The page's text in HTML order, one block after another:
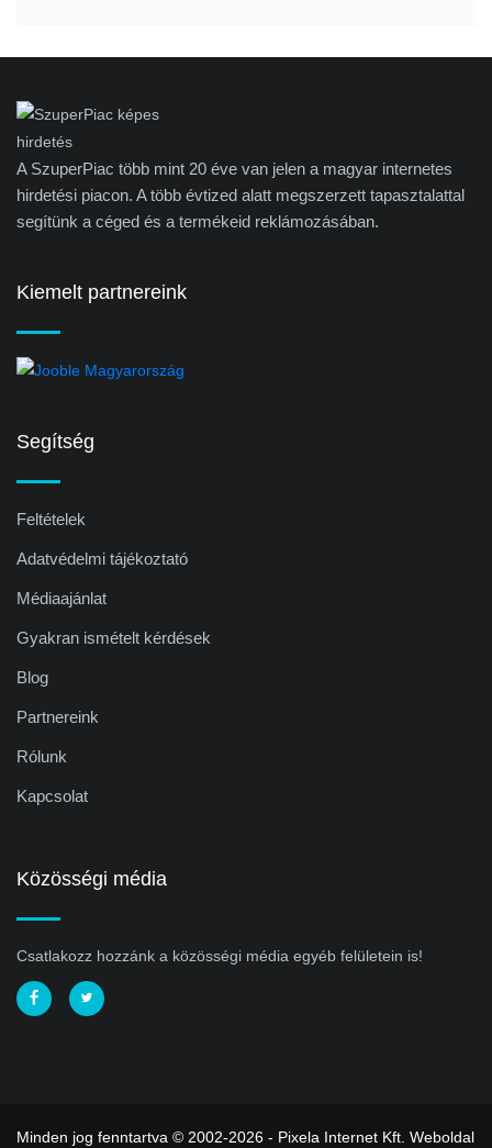
A SzuperPiac több mint 20 éve van jelen a magyar internetes
hirdetési piacon. A több évtized alatt megszerzett tapasztalattal
segítünk a céged és a termékeid reklámozásában.
Kiemelt partnereink
Segítség
Feltételek
Adatvédelmi tájékoztató
Médiaajánlat
Gyakran ismételt kérdések
Blog
Partnereink
Rólunk
Kapcsolat
Közösségi média
Csatlakozz hozzánk a közösségi média egyéb felületein is!
Minden jog fenntartva © 2002-2026 - Pixela Internet Kft. Weboldal